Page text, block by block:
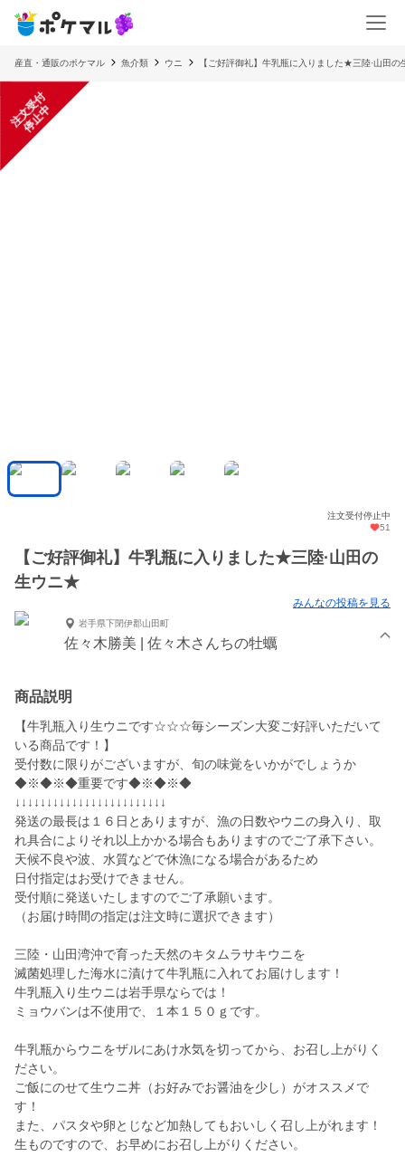
産直・通販のポケマル 魚介類 ウニ 【ご好評御礼】牛乳瓶に入りました★三陸·山田
注
文
受
付
停
止
中
注文受付停止中
51
【ご好評御礼】牛乳瓶に入りました★三陸·山田の
生ウニ★
みんなの投稿を見る
岩手県下閉伊郡山田町
佐々木勝美 | 佐々木さんちの牡蠣
商品説明
【牛乳瓶入り生ウニです☆☆☆毎シーズン大変ご好評いただいて
いる商品です！】
受付数に限りがございますが、旬の味覚をいかがでしょうか
◆※◆※◆重要です◆※◆※◆
↓↓↓↓↓↓↓↓↓↓↓↓↓↓↓↓↓↓↓↓↓↓↓↓
発送の最長は１６日とありますが、漁の日数やウニの身入り、取
れ具合によりそれ以上かかる場合もありますのでご了承下さい。
天候不良や波、水質などで休漁になる場合があるため
日付指定はお受けできません。
受付順に発送いたしますのでご了承願います。
（お届け時間の指定は注文時に選択できます）
三陸・山田湾沖で育った天然のキタムラサキウニを
滅菌処理した海水に漬けて牛乳瓶に入れてお届けします！
牛乳瓶入り生ウニは岩手県ならでは！
ミョウバンは不使用で、１本１５０ｇです。
牛乳瓶からウニをザルにあけ水気を切ってから、お召し上がりく
ださい。
ご飯にのせて生ウニ丼（お好みでお醤油を少し）がオススメで
す！
また、パスタや卵とじなど加熱してもおいしく召し上がれます！
生ものですので、お早めにお召し上がりください。